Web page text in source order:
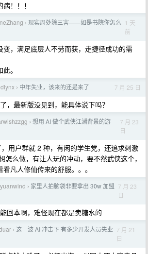
！！！
› 现实周处除三害——如是书院你怎么 1 天
前
变，满足底层人不劳而获，走捷径成功的需
。
› 中年失业，该来的还是来了 7 月 25 日
，最新版没见到，能具体说下吗？
› 想用 AI 做个武侠江湖背景的游
7 月 23
日
用户群就 2 种，有闲的学生党，还追求刺激
怎么做，有让人玩的冲动，要不然武侠这个，
凡人修仙传来的舒服。。。
› 家里人拍脑袋非要拿出 30w 加盟 7 月 23
日
回本啊，难怪现在都是卖糖水的
› 这一波 AI 冲击下 有多少开发人员失业 7 月 21
日